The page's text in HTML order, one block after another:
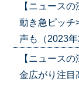
【ニュース
動き急ピッ
声も（2023
【ニュース
金広がり注